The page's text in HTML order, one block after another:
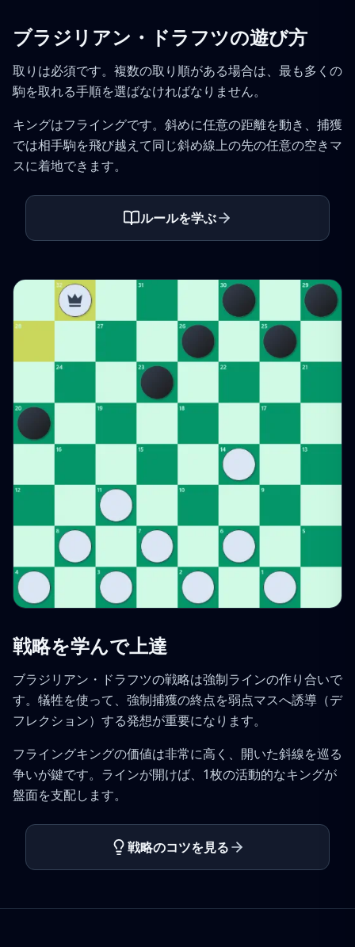
ブラジリアン・ドラフツの遊び方
取りは必須です。複数の取り順がある場合は、最も多くの
駒を取れる手順を選ばなければなりません。
キングはフライングです。斜めに任意の距離を動き、捕獲
では相手駒を飛び越えて同じ斜め線上の先の任意の空きマ
スに着地できます。
ルールを学ぶ
戦略を学んで上達
ブラジリアン・ドラフツの戦略は強制ラインの作り合いで
す。犠牲を使って、強制捕獲の終点を弱点マスへ誘導（デ
フレクション）する発想が重要になります。
フライングキングの価値は非常に高く、開いた斜線を巡る
争いが鍵です。ラインが開けば、1枚の活動的なキングが
盤面を支配します。
戦略のコツを見る